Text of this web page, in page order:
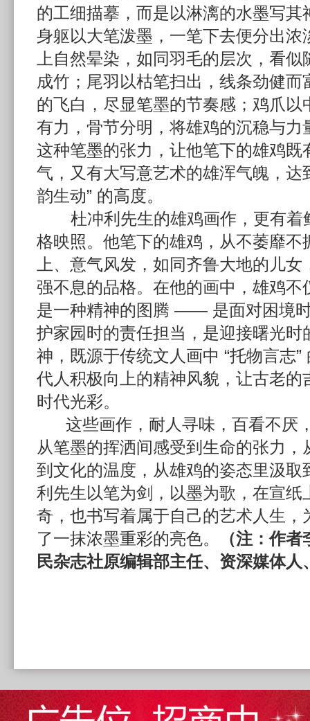
的工细描摹，而是以淋漓的水墨写其
身躯以大笔泼墨，一笔下去便分出浓
上自然晕染，如同羽毛的层次，看
成竹；尾羽以枯笔扫出，线条劲健而
的飞白，尽显笔墨的节奏感；鸡爪以
有力，骨节分明，将雄鸡的沉稳与力
这种笔墨的张力，让他笔下的雄鸡既
气，又有大写意艺术的雄浑气魄，达
韵生动” 的高度。
杜冲利先生的雄鸡画作，更有着
格映照。他笔下的雄鸡，从不萎靡不
上、意气风发，如同齐鲁大地的儿
强不息的品格。在他的画中，雄鸡不
是一种精神的图腾 —— 是面对困境
护家园时的责任担当，是迎接曙光时
神，既源于传统文人画中 “托物言志
代人积极向上的精神风貌，让古老的
时代光彩。
这些画作，耐人寻味，百看不厌
从笔墨的挥洒间感受到生命的张力，
到文化的温度，从雄鸡的姿态里汲取
利先生以笔为剑，以墨为歌，在宣纸
奇，也书写着属于自己的艺术人生，
了一抹浓墨重彩的亮色。
（注：作
民杂志社原编辑部主任、资深媒体